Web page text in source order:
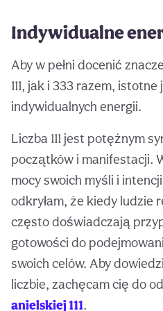
Indywidualne
Aby w pełni docenić
111, jak i 333 razem,
indywidualnych energii.
Liczba 111 jest potężnym
początków i manifestacji.
mocy swoich myśli i
odkryłam, że kiedy ludzie
często doświadczają
gotowości do
swoich celów. Aby
liczbie, zachęcam cię do
anielskiej 111.